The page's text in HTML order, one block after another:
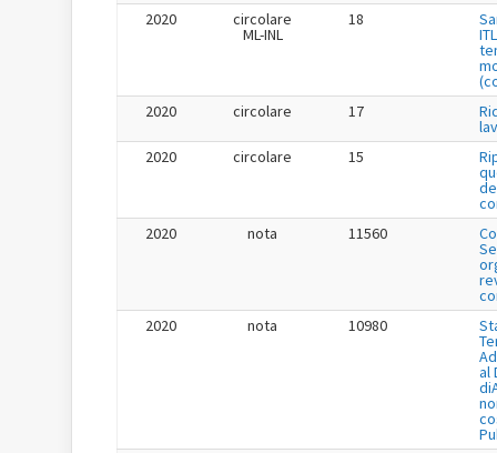
2020
circolare
ML-INL
18
2020
circolare 17
2020
circolare 15
2020
nota 11560
2020
nota 10980
al